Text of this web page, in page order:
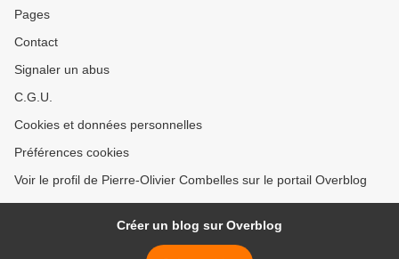
Pages
Contact
Signaler un abus
C.G.U.
Cookies et données personnelles
Préférences cookies
Voir le profil de Pierre-Olivier Combelles sur le portail Overblog
Créer un blog sur Overblog